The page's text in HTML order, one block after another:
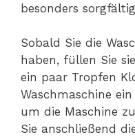
besonders
Sobald Sie die
haben, füllen Sie
ein paar Tropfen
Waschmaschine
um die Maschine
Sie anschließend